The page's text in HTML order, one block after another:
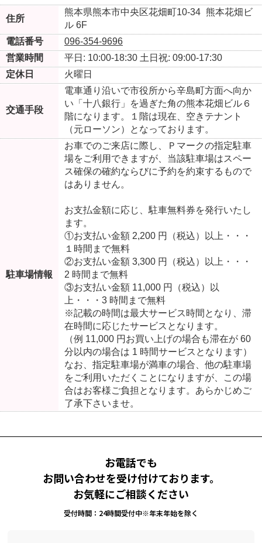
住所
熊本県熊本市中央区花畑町10-34 熊本花畑ビ
ル 6F
電話番号
096-354-9696
営業時間
平日: 10:00-18:30 土日祝: 09:00-17:30
定休日
火曜日
交通手段
電車通り沿いで市役所から辛島町方面へ向か
い「十八銀行」を過ぎた角の熊本花畑ビル６
階になります。１階は現在、空きテナント
（元ローソン）となっております。
駐車場情報
お車でのご来店に際し、Ｐマークの指定駐車
場をご利用できますが、当該駐車場はスペー
ス確保の確約ならびに予約を約束するもので
はありません。
お支払金額に応じ、駐車無料券を発行いたし
ます。
①お支払い金額 2,200 円（税込）以上・・・
１時間まで無料
②お支払い金額 3,300 円（税込）以上・・・
2 時間まで無料
③お支払い金額 11,000 円（税込）以
上・・・3 時間まで無料
※記載の時間は最大サービス時間となり、滞
在時間に応じたサービスとなります。
（例 11,000 円お買い上げの場合も滞在が 60
分以内の場合は 1 時間サービスとなります）
なお、指定駐車場が満車の場合、他の駐車場
をご利用いただくことになりますが、この場
合はお客様ご負担となります。あらかじめご
了承下さいませ。
お電話でも
お問い合わせを受け付けております。
お気軽にご相談ください
受付時間：24時間受付中※年末年始を除く